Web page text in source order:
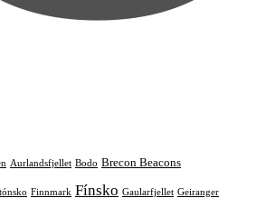
Aurlandsfjellet Bodo Brecon Beacons
Finnmark Fínsko Gaularfjellet Geiranger